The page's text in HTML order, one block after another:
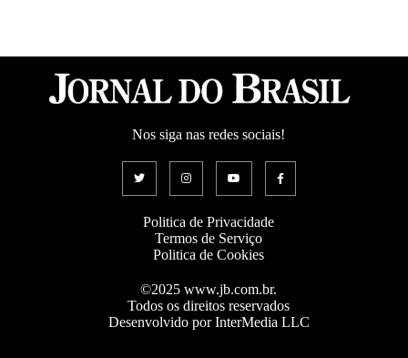
Nos siga nas redes sociais!
Politica de Privacidade
Termos de Serviço
Politica de Cookies
©2025 www.jb.com.br.
Todos os direitos reservados
Desenvolvido por InterMedia LLC